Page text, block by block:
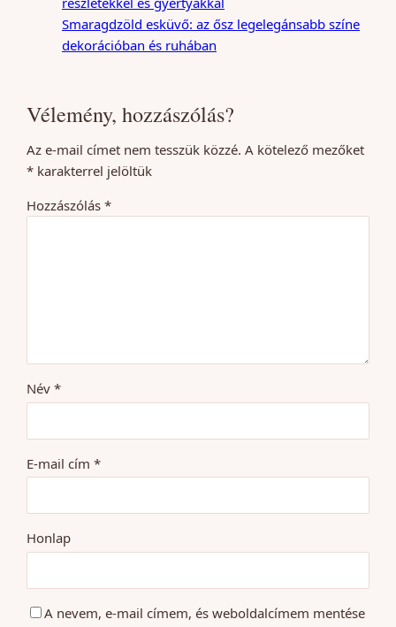
Smaragdzöld esküvő: az ősz legelegánsabb színe
dekorációban és ruhában
Vélemény, hozzászólás?
Az e-mail címet nem tesszük közzé. A kötelező mezőket
* karakterrel jelöltük
Hozzászólás *
Név *
E-mail cím *
Honlap
A nevem, e-mail címem, és weboldalcímem mentése